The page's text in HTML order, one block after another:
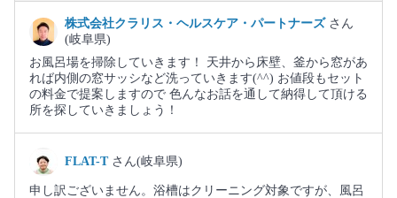
株式会社クラリス・ヘルスケア・パートナーズ さん
(岐阜県)
お風呂場を掃除していきます！ 天井から床壁、釜から窓があ
れば内側の窓サッシなど洗っていきます(⁠^⁠^⁠) お値段もセット
の料金で提案しますので 色んなお話を通して納得して頂ける
所を探していきましょう！
FLAT-T さん(岐阜県)
申し訳ございません。浴槽はクリーニング対象ですが、風呂